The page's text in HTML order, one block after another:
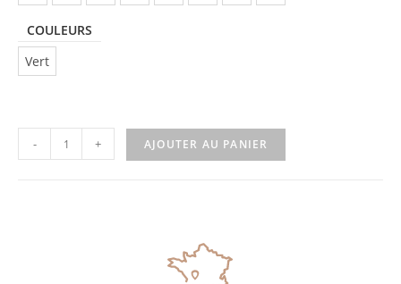
COULEURS
Vert
- + AJOUTER AU PANIER